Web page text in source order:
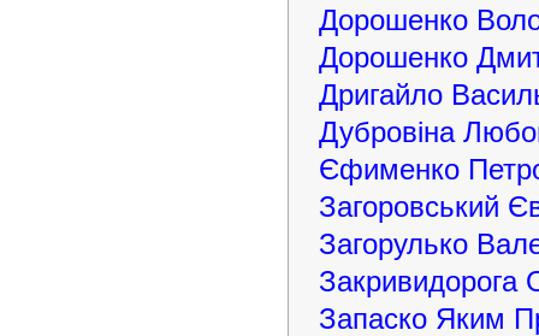
Дорошенко
Дорошенко
Дригайло
Дубровіна
Єфименко
Загоровський
Загорулько
Закривидорога
Запаско Яким